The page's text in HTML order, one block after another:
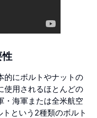
性
的にボルトやナットの
使用されるほとんどの
・海軍または全米航空
という2種類のボルト